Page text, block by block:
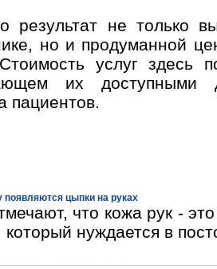
результат не только
но и продуманной
услуг здесь
их доступными
пациентов.
появляются цыпки на руках
что кожа рук -
который нуждается в